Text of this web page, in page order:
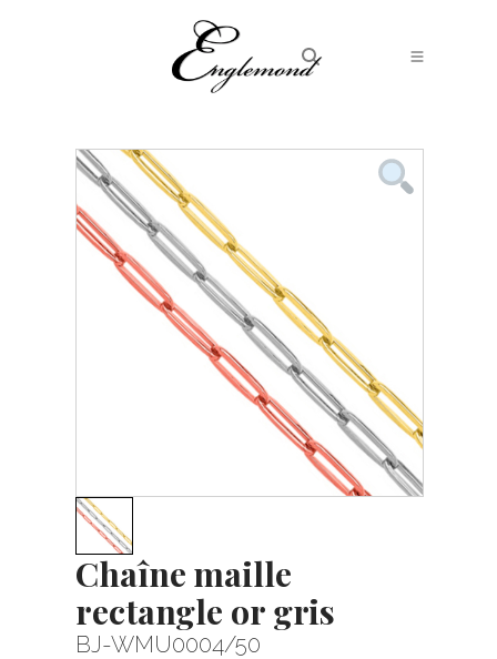
Chaîne maille
rectangle or gris
BJ-WMU0004/50